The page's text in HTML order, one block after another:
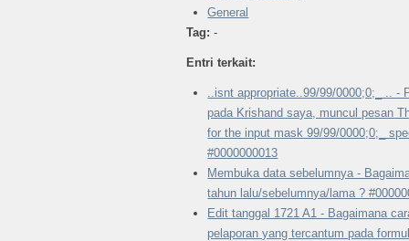
General
Tag: -
Entri terkait:
..isnt appropriate..99/99/0000;0;_ ..
pada Krishand saya, muncul pesan
for the input mask 99/99/0000;0;_
#0000000013
Membuka data sebelumnya -
tahun lalu/sebelumnya/lama ?
Edit tanggal 1721 A1 - Bagaimana
pelaporan yang tercantum pada